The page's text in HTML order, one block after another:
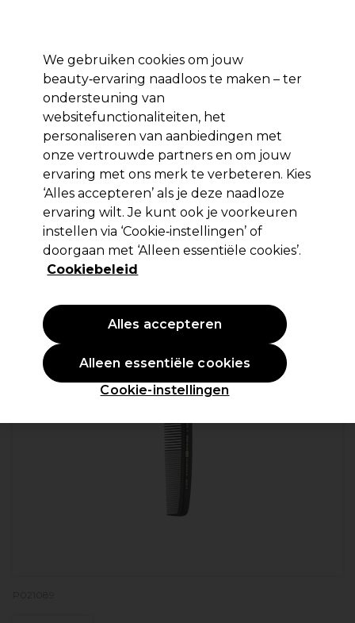
Aanmelden
Merken Deals 🌟 Haar Elektra Beauty
Volgende dag geleverd*
Na verzending, maandag t/m vrijdag
Hercules
Hercules Kam 600/5-602/5
(1)
13,99 €
We gebruiken cookies om jouw
beauty‑ervaring naadloos te maken – ter
ondersteuning van
websitefunctionaliteiten, het
personaliseren van aanbiedingen met
onze vertrouwde partners en om jouw
ervaring met ons merk te verbeteren. Kies
‘Alles accepteren’ als je deze naadloze
ervaring wilt. Je kunt ook je voorkeuren
instellen via ‘Cookie‑instellingen’ of
doorgaan met ‘Alleen essentiële cookies’.
Cookiebeleid
Cookie-instellingen
Alleen essentiële cookies
Alles accepteren